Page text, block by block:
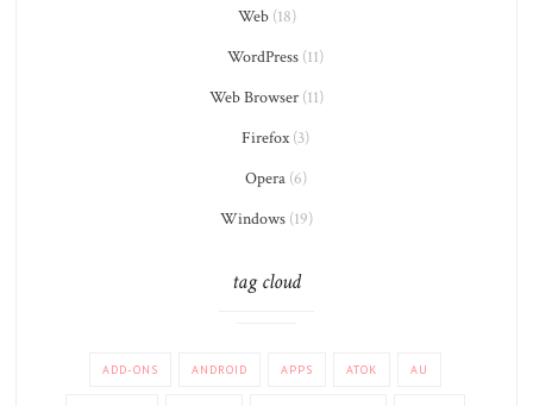
Web(18)
WordPress (11)
Web Browser (11)
Firefox(3)
Opera(6)
Windows (19)
tag cloud
ADD-ONS ANDROID APPS ATOK AU